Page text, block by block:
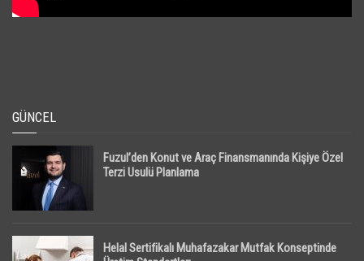
GÜNCEL
Fuzul’den Konut ve Araç Finansmanında Kişiye Özel
Terzi Usulü Planlama
Helal Sertifikalı Muhafazakar Mutfak Konseptinde